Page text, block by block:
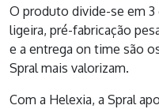
O produto divide-se em 3
ligeira, pré-fabricação
e a entrega on time são
Spral mais valorizam.
Com a Helexia, a Spral